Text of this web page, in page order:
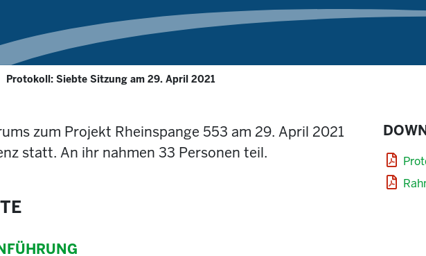
Protokoll: Siebte Sitzung am 29. April 2021
zum Projekt Rheinspange 553 am 29. April 2021
statt. An ihr nahmen 33 Personen teil.